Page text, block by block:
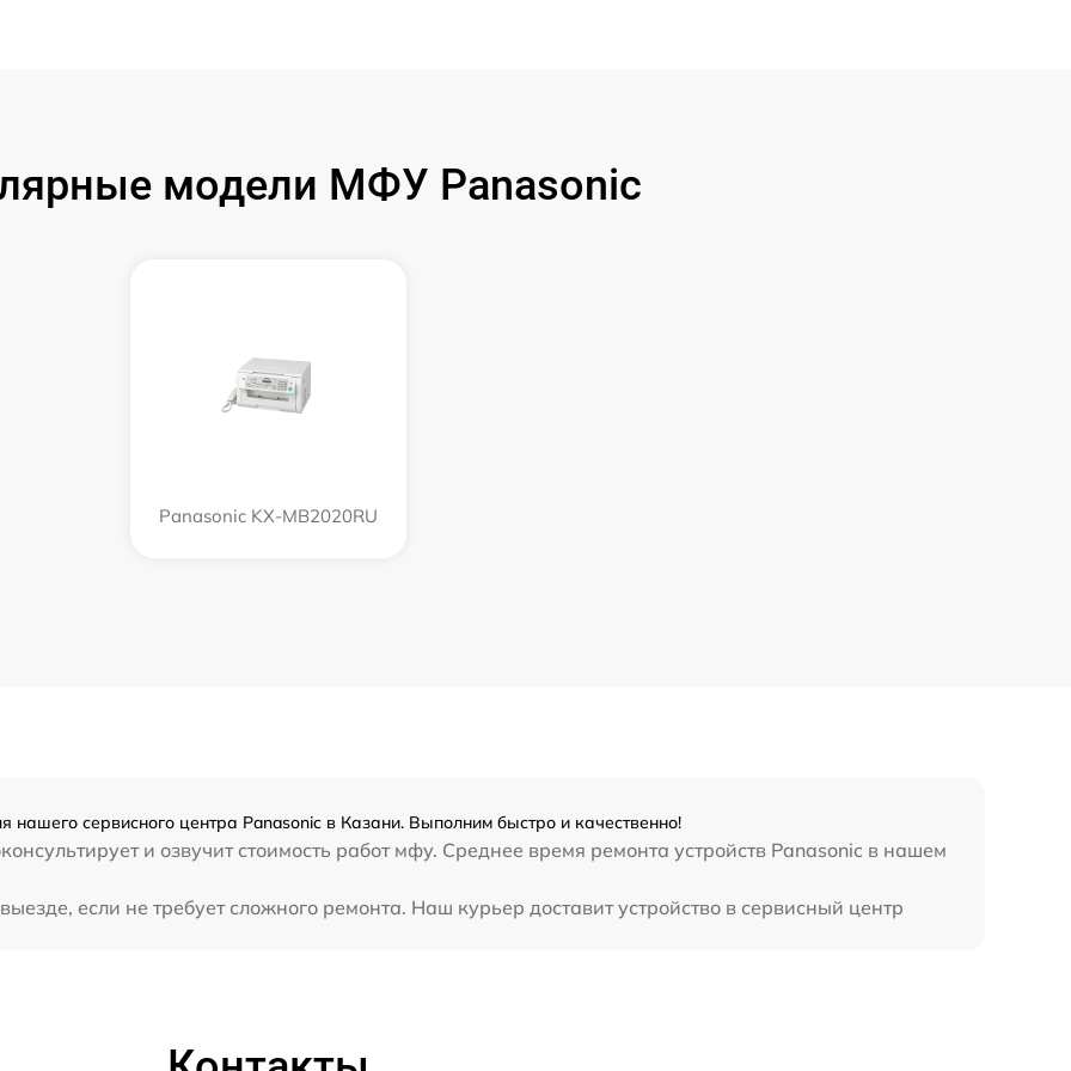
модели МФУ Panasonic
Panasonic KX-MB2020RU
сервисного центра Panasonic в Казани. Выполним быстро и качественно!
и озвучит стоимость работ мфу. Среднее время ремонта устройств Panasonic в нашем
если не требует сложного ремонта. Наш курьер доставит устройство в сервисный центр